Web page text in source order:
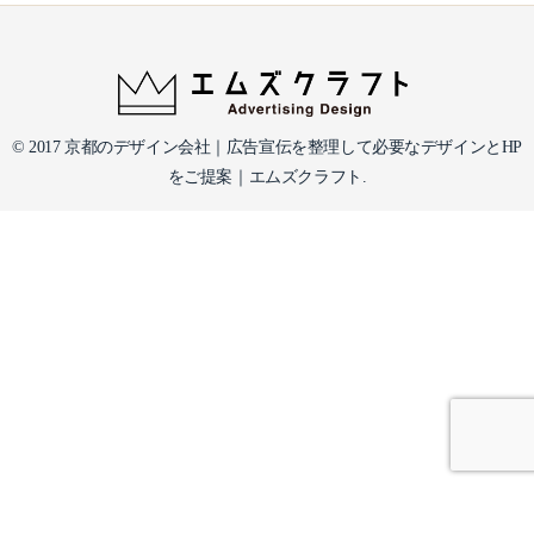
© 2017 京都のデザイン会社｜広告宣伝を整理して必要なデザインとHP
をご提案｜エムズクラフト.